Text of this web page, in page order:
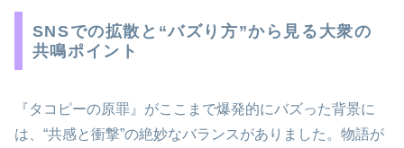
SNSでの拡散と“バズり方”から見る大衆の
共鳴ポイント
『タコピーの原罪』がここまで爆発的にバズった背景に
は、“共感と衝撃”の絶妙なバランスがありました。物語が